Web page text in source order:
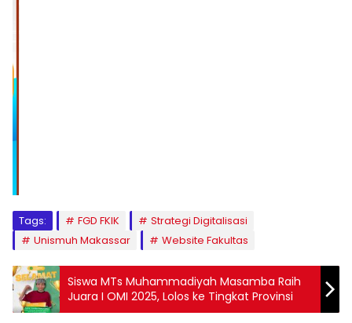
Tags: FGD FKIK
Strategi Digitalisasi
Unismuh Makassar
Website Fakultas
Siswa MTs Muhammadiyah Masamba Raih
Juara I OMI 2025, Lolos ke Tingkat Provinsi